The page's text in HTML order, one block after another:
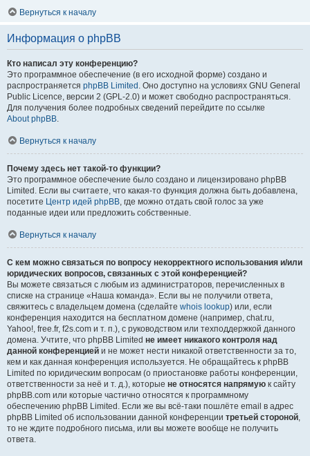
Вернуться к началу
Информация о phpBB
Кто написал эту конференцию?
Это программное обеспечение (в его исходной форме) создано и
распространяется phpBB Limited . Оно доступно на условиях GNU General
Public Licence, версии 2 (GPL-2.0) и может свободно распространяться.
Для получения более подробных сведений перейдите по ссылке
About phpBB.
Вернуться к началу
Почему здесь нет такой-то функции?
Это программное обеспечение было создано и лицензировано phpBB
Limited. Если вы считаете, что какая-то функция должна быть добавлена,
посетите Центр идей phpBB, где можно отдать свой голос за уже
поданные идеи или предложить собственные.
Вернуться к началу
С кем можно связаться по вопросу некорректного использования и/или
юридических вопросов, связанных с этой конференцией?
Вы можете связаться с любым из администраторов, перечисленных в
списке на странице «Наша команда». Если вы не получили ответа,
свяжитесь с владельцем домена (сделайте whois lookup) или, если
конференция находится на бесплатном домене (например, chat.ru,
Yahoo!, free.fr, f2s.com и т. п.), с руководством или техподдержкой данного
домена. Учтите, что phpBB Limited не имеет никакого контроля над
данной конференцией и не может нести никакой ответственности за то,
кем и как данная конференция используется. Не обращайтесь к phpBB
Limited по юридическим вопросам (о приостановке работы конференции,
ответственности за неё и т. д.), которые не относятся напрямую к сайту
phpBB.com или которые частично относятся к программному
обеспечению phpBB Limited. Если же вы всё-таки пошлёте email в адрес
phpBB Limited об использовании данной конференции третьей стороной,
то не ждите подробного письма, или вы можете вообще не получить
ответа.